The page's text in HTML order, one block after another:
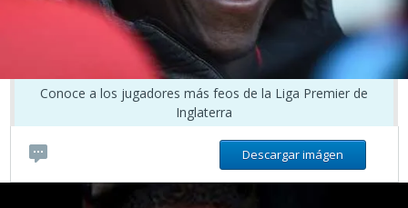
Conoce a los jugadores más feos de la Liga Premier de
Inglaterra
Descargar imágen